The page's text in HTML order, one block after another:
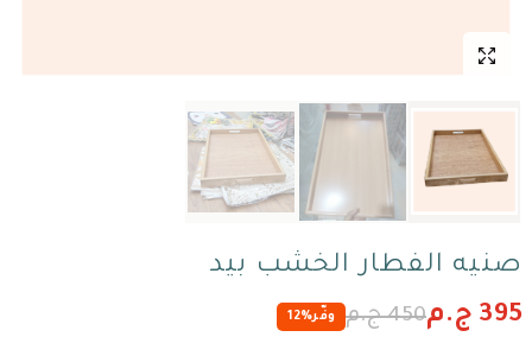
صنيه الفطار الخشب بيد
395 ج.م
450 ج.م وفّر12%